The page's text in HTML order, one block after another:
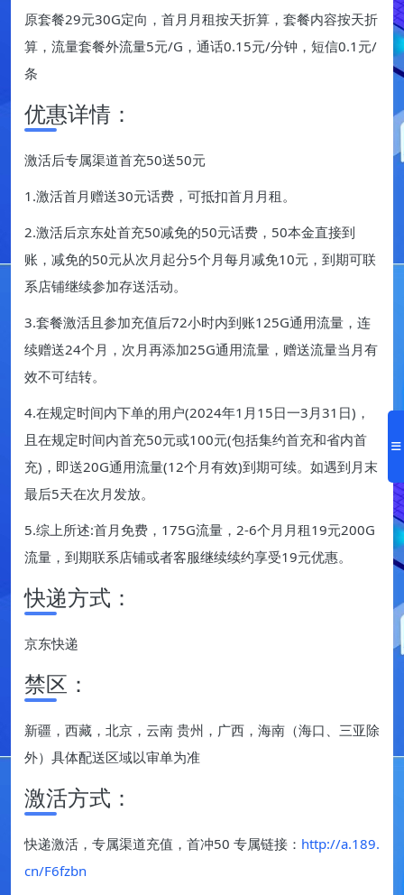
原套餐29元30G定向，首月月租按天折算，套餐内容按天折
算，流量套餐外流量5元/G，通话0.15元/分钟，短信0.1元/
条
优惠详情：
激活后专属渠道首充50送50元
1.激活首月赠送30元话费，可抵扣首月月租。
2.激活后京东处首充50减免的50元话费，50本金直接到
账，减免的50元从次月起分5个月每月减免10元，到期可联
系店铺继续参加存送活动。
3.套餐激活且参加充值后72小时内到账125G通用流量，连
续赠送24个月，次月再添加25G通用流量，赠送流量当月有
效不可结转。
4.在规定时间内下单的用户(2024年1月15日一3月31日)，
且在规定时间内首充50元或100元(包括集约首充和省内首
充)，即送20G通用流量(12个月有效)到期可续。如遇到月末
最后5天在次月发放。
5.综上所述:首月免费，175G流量，2-6个月月租19元200G
流量，到期联系店铺或者客服继续续约享受19元优惠。
快递方式：
京东快递
禁区：
新疆，西藏，北京，云南 贵州，广西，海南（海口、三亚除
外）具体配送区域以审单为准
激活方式：
快递激活，专属渠道充值，首冲50 专属链接： http://a.189.
cn/F6fzbn